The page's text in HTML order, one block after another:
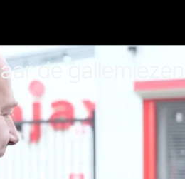
de gallemiezen